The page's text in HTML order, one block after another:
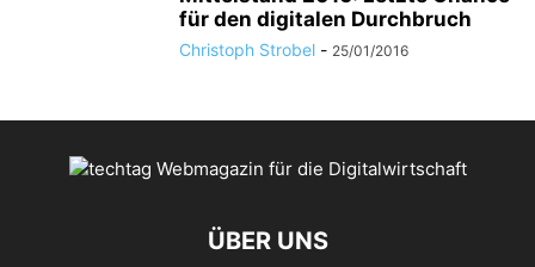
für den digitalen Durchbruch
Christoph Strobel - 25/01/2016
ÜBER UNS